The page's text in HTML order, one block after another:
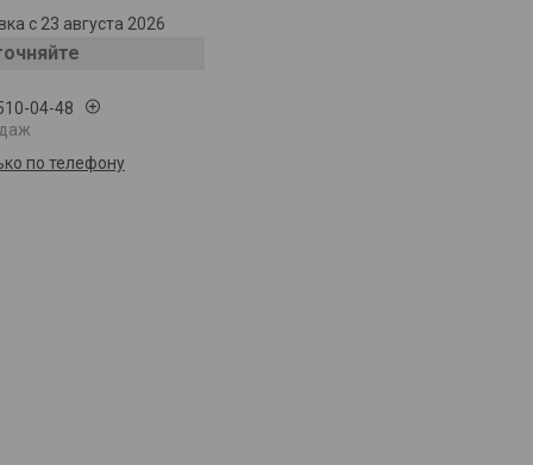
с 23 августа 2026
04-48
по телефону